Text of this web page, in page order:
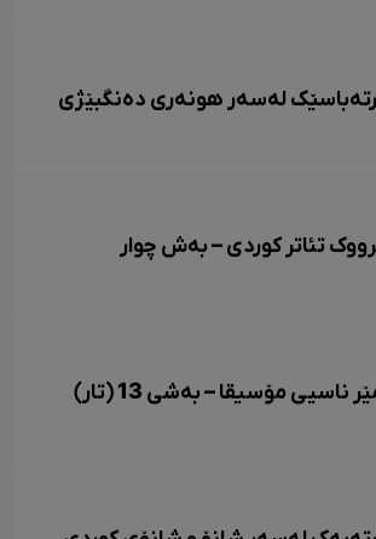
لەسەر هونەری دەنگبێژی
تئاتر کوردی – بەش چوار
ناسیی مۆسیقا – بەشی 13 (تار)